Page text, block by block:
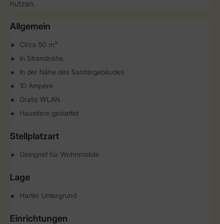
nutzen.
Allgemein
Circa 50 m²
In Strandnähe
In der Nähe des Sanitärgebäudes
10 Ampère
Gratis WLAN
Haustiere gestattet
Stellplatzart
Geeignet für Wohnmobile
Lage
Harter Untergrund
Einrichtungen